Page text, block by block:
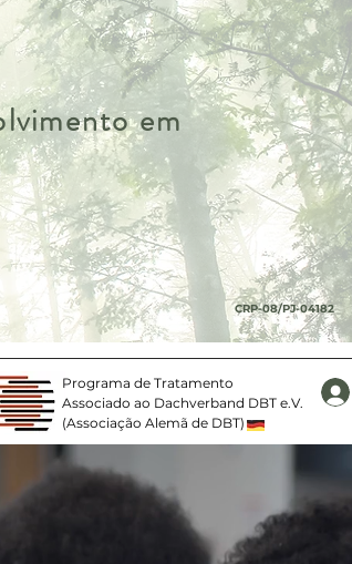
em
CRP-08/PJ-04182
Programa de Tratamento
Associado ao Dachverband DBT e.V.
(Associação Alemã de DBT)